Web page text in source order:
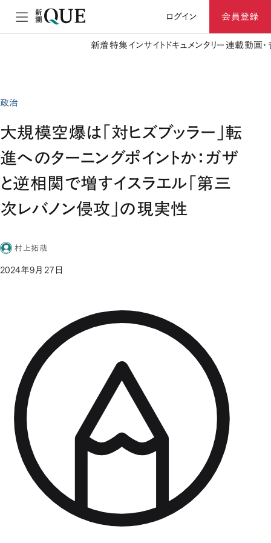
ログイン 会員登録
新着特集 インサイト ドキュメンタリー 連載動画
政治
大規模空爆は「対ヒズブッラー」転
進へのターニングポイントか：ガザ
と逆相関で増すイスラエル「第三
次レバノン侵攻」の現実性
村上拓哉
2024年9月27日